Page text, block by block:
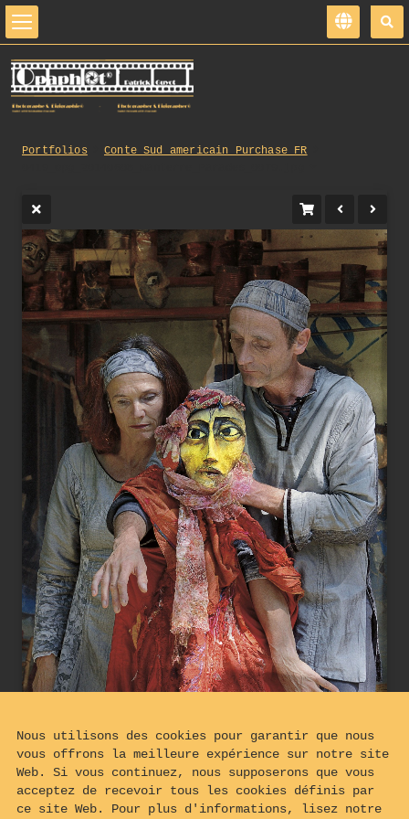
Portfolios
Conte_Sud_americain_Purchase_FR
BELISA est sollicitée pour écrire le discours du
Nous utilisons des cookies pour garantir que nous
vous offrons la meilleure expérience sur notre site
Web. Si vous continuez, nous supposerons que vous
acceptez de recevoir tous les cookies définis par
ce site Web. Pour plus d'informations, lisez notre